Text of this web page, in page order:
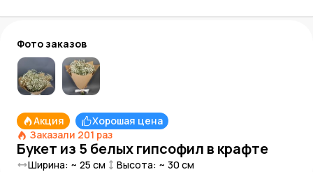
Фото заказов
Акция
Хорошая цена
Заказали 201 раз
Букет из 5 белых гипсофил в крафте
Ширина: ~ 25 см Высота: ~ 30 см